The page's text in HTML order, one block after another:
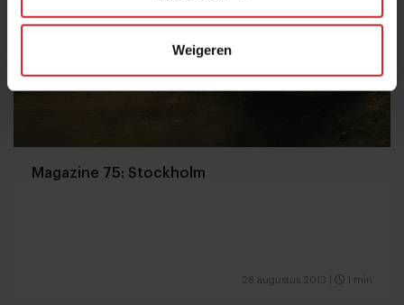
Weigeren
Magazine 75: Stockholm
28 augustus 2013 1 min